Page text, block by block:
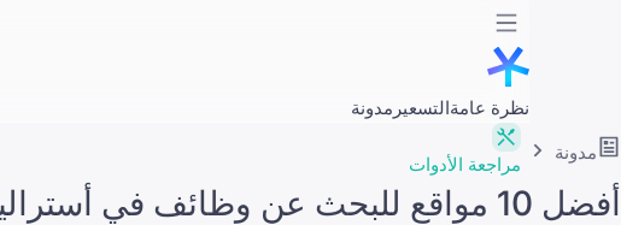
نظرة عامةالتسعير مدونة
مدونة
مراجعة الأدوات
أفضل 10 مواقع للبحث عن وظائف في أستراليا لعام 2026